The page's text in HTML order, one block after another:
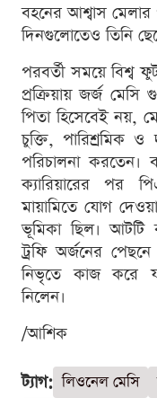
বহনের আশ্বাস মেলার
দিনগুলোতেও তিনি
পরবর্তী সময়ে বিশ্ব
প্রক্রিয়ায় জর্জ
পিতা হিসেবেই নয়,
চুক্তি, পারিশ্রমিক
পরিচালনা করতেন।
ক্যারিয়ারের পর
মায়ামিতে যোগ
ভূমিকা ছিল। আটটি
ট্রফি অর্জনের
নিভৃতে কাজ করে
নিলেন।
/আশিক
ট্যাগ: লিওনেল মেসি